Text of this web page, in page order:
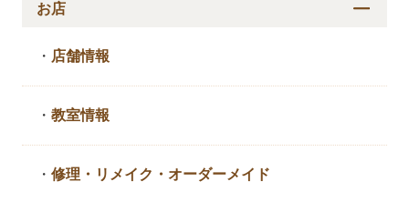
お店
・ 店舗情報
・教室情報
・修理・リメイク・ オーダーメイド